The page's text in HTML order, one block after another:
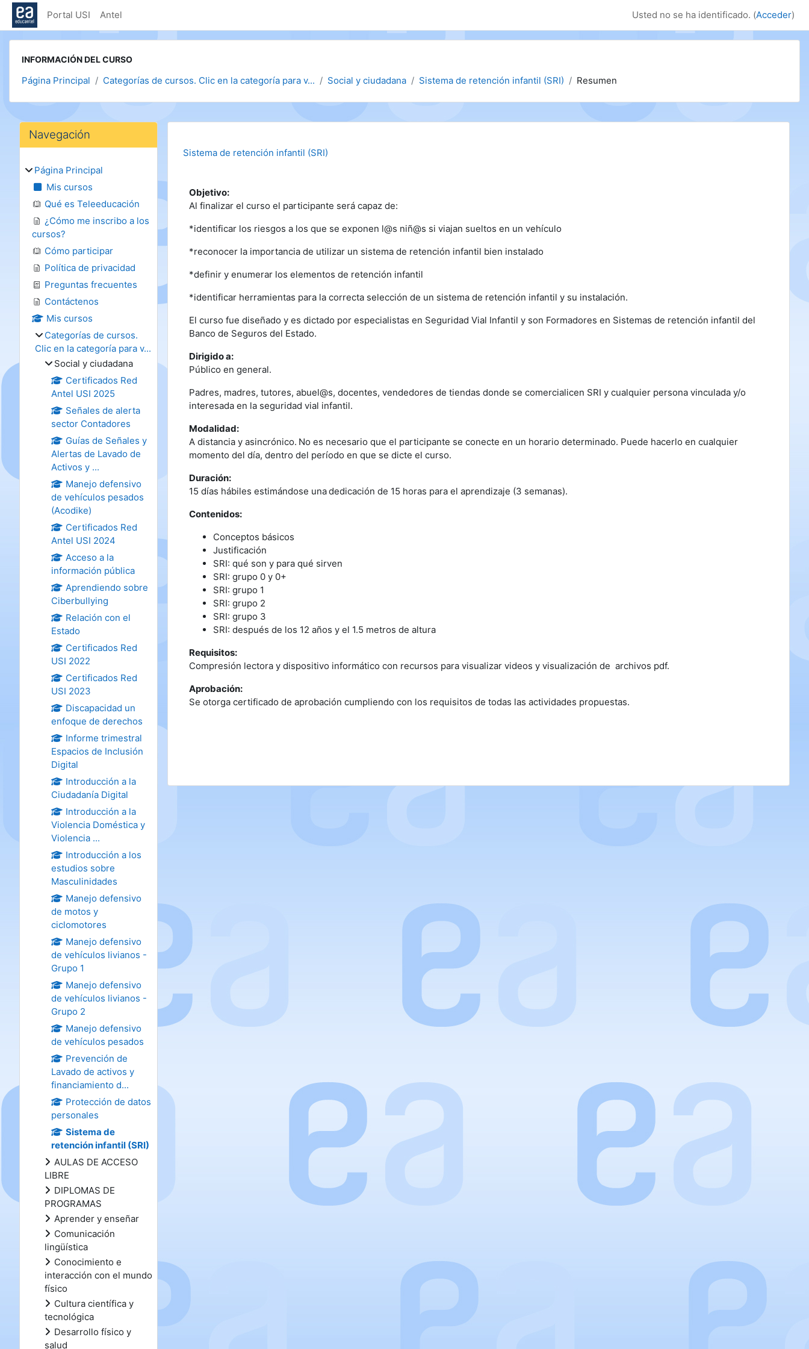
Salta al contenido principal
Portal USI Antel Usted no se ha identificado. (Acceder)
INFORMACIÓN DEL CURSO
Página Principal Categorías de cursos. Clic en la categoría para v... Social y ciudadana Sistema de retención infantil (SRI) Resumen
Sistema de retención infantil (SRI)
Objetivo:
Al finalizar el curso el participante será capaz de:
*identificar los riesgos a los que se exponen l@s niñ@s si viajan sueltos en un vehículo
*reconocer la importancia de utilizar un sistema de retención infantil bien instalado
*definir y enumerar los elementos de retención infantil
*identificar herramientas para la correcta selección de un sistema de retención infantil y su instalación.
El curso fue diseñado y es dictado por especialistas en Seguridad Vial Infantil y son Formadores en Sistemas de retención infantil del
Banco de Seguros del Estado.
Dirigido a:
Público en general.
Padres, madres, tutores, abuel@s, docentes, vendedores de tiendas donde se comercialicen SRI y cualquier persona vinculada y/o
interesada en la seguridad vial infantil.
Modalidad:
A distancia y asincrónico. No es necesario que el participante se conecte en un horario determinado. Puede hacerlo en cualquier
momento del día, dentro del período en que se dicte el curso.
Duración:
15 días hábiles estimándose unadedicación de 15 horas para el aprendizaje (3 semanas).
Contenidos:
Conceptos básicos
Justificación
SRI: qué son y para qué sirven
SRI: grupo 0 y 0+
SRI: grupo 1
SRI: grupo 2
SRI: grupo 3
SRI: después de los 12 años y el 1.5 metros de altura
Requisitos:
Compresión lectora y dispositivo informático con recursos para visualizar videos y visualización de archivos pdf.
Aprobación:
Se otorga certificado de aprobación cumpliendo con los requisitos de todas las actividades propuestas.
Bloques
Salta Navegación
Navegación
Página Principal
Mis cursos
Qué es Teleeducación
¿Cómo me inscribo a los
cursos?
Cómo participar
Política de privacidad
Preguntas frecuentes
Contáctenos
Mis cursos
Categorías de cursos.
Clic en la categoría para v...
Social y ciudadana
Certificados Red
Antel USI 2025
Señales de alerta
sector Contadores
Guías de Señales y
Alertas de Lavado de
Activos y ...
Manejo defensivo
de vehículos pesados
(Acodike)
Certificados Red
Antel USI 2024
Acceso a la
información pública
Aprendiendo sobre
Ciberbullying
Relación con el
Estado
Certificados Red
USI 2022
Certificados Red
USI 2023
Discapacidad un
enfoque de derechos
Informe trimestral
Espacios de Inclusión
Digital
Introducción a la
Ciudadanía Digital
Introducción a la
Violencia Doméstica y
Violencia ...
Introducción a los
estudios sobre
Masculinidades
Manejo defensivo
de motos y
ciclomotores
Manejo defensivo
de vehículos livianos -
Grupo 1
Manejo defensivo
de vehículos livianos -
Grupo 2
Manejo defensivo
de vehículos pesados
Prevención de
Lavado de activos y
financiamiento d...
Protección de datos
personales
Sistema de
retención infantil (SRI)
AULAS DE ACCESO
LIBRE
DIPLOMAS DE
PROGRAMAS
Aprender y enseñar
Comunicación
lingüística
Conocimiento e
interacción con el mundo
físico
Cultura científica y
tecnológica
Desarrollo físico y
salud